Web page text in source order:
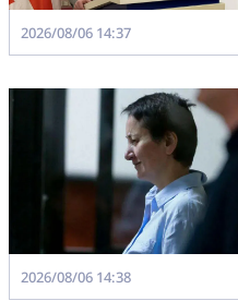
2026/08/06 14:37
2026/08/06 14:38